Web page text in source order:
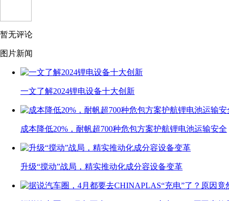
暂无评论
图片新闻
一文了解2024锂电设备十大创新
成本降低20%，耐帆超700种危包方案护航锂电池运输安全
升级“搅动”战局，精实推动化成分容设备变革